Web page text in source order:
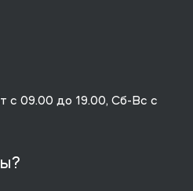
с 09.00 до 19.00, Сб-Вс с